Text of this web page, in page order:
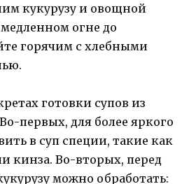
кукурузу и овощной
огне до
горячим с хлебными
готовки супов из
первых, для более яркого
в суп специи, такие как
кинза. Во-вторых, перед
можно обработать: